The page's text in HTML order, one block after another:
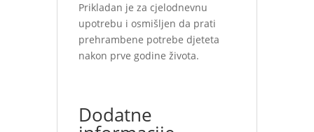
Prikladan je za cjelodnevnu
upotrebu i osmišljen da prati
prehrambene potrebe djeteta
nakon prve godine života.
Dodatne